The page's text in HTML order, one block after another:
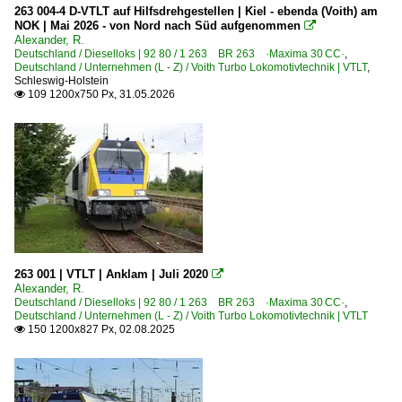
Bremen Hbf ·HB·
Cottbus (Chóśebuz)
Düsseldorf (sonstige)
Fürth (Bay) Hbf ·NF·
Gemünden(Main)
Gera (sonstige)
Hamburg-Harburg
Hannover Messe / Laatzen
Hasbergen
Kronach
Bahnhöfe (L - Q)
Lutherstadt Eisleben
Mosbach-Neckarelz
2011
2012
2013
2015
2016
2017
2018
2019
2020
2020
2021
2022
2024
2025
263 004-4 D-VTLT auf Hilfsdrehgestellen | Kiel - ebenda (Voith) am
NOK | Mai 2026 - von Nord nach Süd aufgenommen 
Alexander, R.
Deutschland / Dieselloks | 92 80 / 1 263 BR 263 ·Maxima 30 CC·,
Deutschland / Unternehmen (L - Z) / Voith Turbo Lokomotivtechnik | VTLT,
Schleswig-Holstein
 109 1200x750 Px, 31.05.2026
263 001 | VTLT | Anklam | Juli 2020 
Alexander, R.
Deutschland / Dieselloks | 92 80 / 1 263 BR 263 ·Maxima 30 CC·,
Deutschland / Unternehmen (L - Z) / Voith Turbo Lokomotivtechnik | VTLT
 150 1200x827 Px, 02.08.2025